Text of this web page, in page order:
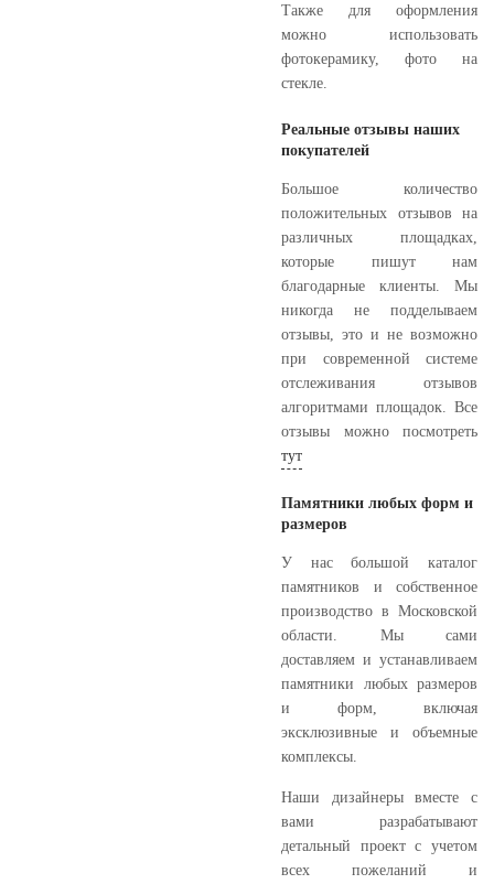
Также для оформления
можно использовать
фотокерамику, фото на
стекле.
Реальные отзывы наших
покупателей
Большое количество
положительных отзывов на
различных площадках,
которые пишут нам
благодарные клиенты. Мы
никогда не подделываем
отзывы, это и не возможно
при современной системе
отслеживания отзывов
алгоритмами площадок. Все
отзывы можно посмотреть
тут
Памятники любых форм и
размеров
У нас большой каталог
памятников и собственное
производство в Московской
области. Мы сами
доставляем и устанавливаем
памятники любых размеров
и форм, включая
эксклюзивные и объемные
комплексы.
Наши дизайнеры вместе с
вами разрабатывают
детальный проект с учетом
всех пожеланий и